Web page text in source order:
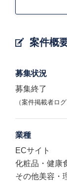
案件概
募集状況
募集終了
（案件掲載者ロ
業種
ECサイト
化粧品・健康
その他美容・